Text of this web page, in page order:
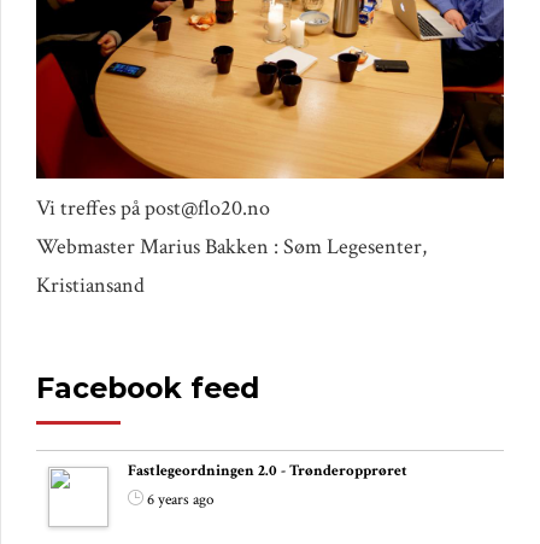
Vi treffes på post@flo20.no
Webmaster Marius Bakken : Søm Legesenter,
Kristiansand
Facebook feed
Fastlegeordningen 2.0 - Trønderopprøret
6 years ago